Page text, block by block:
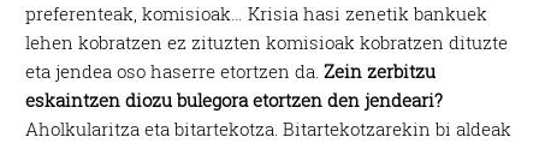
preferenteak, komisioak… Krisia hasi zenetik bankuek
lehen kobratzen ez zituzten komisioak kobratzen dituzte
eta jendea oso haserre etortzen da.Zein zerbitzu
eskaintzen diozu bulegora etortzen den jendeari?
Aholkularitza eta bitartekotza. Bitartekotzarekin bi aldeak